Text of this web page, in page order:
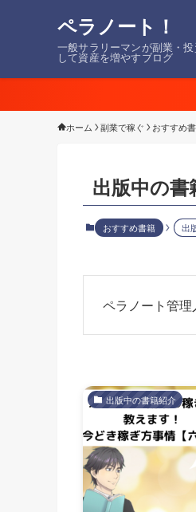
ペラノート！
一般サラリーマンが副業・
して資産を増やすブログ
ホーム 副業で稼ぐ おすすめ
出版中の書
おすすめ書籍 出
ペラノート管理
出版中の書籍紹介